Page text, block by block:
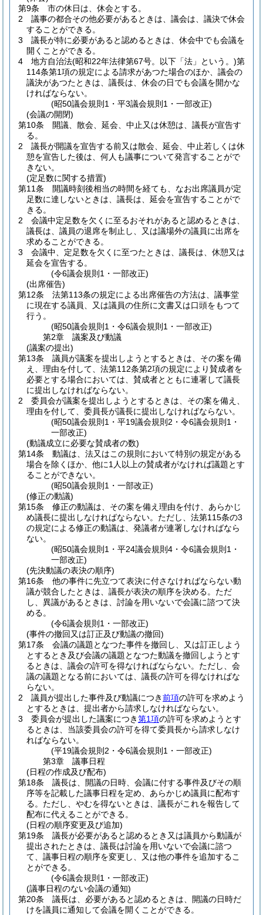
第9条
市の休日は、休会とする。
2
議事の都合その他必要があるときは、議会は、議決で休会
することができる。
3
議長が特に必要があると認めるときは、休会中でも会議を
開くことができる。
4
地方自治法(昭和22年法律第67号。以下「法」という。)第
114条第1項の規定による請求があつた場合のほか、議会の
議決があつたときは、議長は、休会の日でも会議を開かな
ければならない。
(昭50議会規則1・平3議会規則1・一部改正)
(会議の開閉)
第10条
開議、散会、延会、中止又は休憩は、議長が宣告す
る。
2
議長が開議を宣告する前又は散会、延会、中止若しくは休
憩を宣告した後は、何人も議事について発言することがで
きない。
(定足数に関する措置)
第11条
開議時刻後相当の時間を経ても、なお出席議員が定
足数に達しないときは、議長は、延会を宣告することがで
きる。
2
会議中定足数を欠くに至るおそれがあると認めるときは、
議長は、議員の退席を制止し、又は議場外の議員に出席を
求めることができる。
3
会議中、定足数を欠くに至つたときは、議長は、休憩又は
延会を宣告する。
(令6議会規則1・一部改正)
(出席催告)
第12条
法第113条の規定による出席催告の方法は、議事堂
に現在する議員、又は議員の住所に文書又は口頭をもつて
行う。
(昭50議会規則1・令6議会規則1・一部改正)
第2章
議案及び動議
(議案の提出)
第13条
議員が議案を提出しようとするときは、その案を備
え、理由を付して、法第112条第2項の規定により賛成者を
必要とする場合においては、賛成者とともに連署して議長
に提出しなければならない。
2
委員会が議案を提出しようとするときは、その案を備え、
理由を付して、委員長が議長に提出しなければならない。
(昭50議会規則1・平19議会規則2・令6議会規則1・
一部改正)
(動議成立に必要な賛成者の数)
第14条
動議は、法又はこの規則において特別の規定がある
場合を除くほか、他に1人以上の賛成者がなければ議題とす
ることができない。
(昭50議会規則1・一部改正)
(修正の動議)
第15条
修正の動議は、その案を備え理由を付け、あらかじ
め議長に提出しなければならない。 ただし、法第115条の3
の規定による修正の動議は、発議者が連署しなければなら
ない。
(昭50議会規則1・平24議会規則4・令6議会規則1・
一部改正)
(先決動議の表決の順序)
第16条
他の事件に先立つて表決に付さなければならない動
議が競合したときは、議長が表決の順序を決める。 ただ
し、異議があるときは、討論を用いないで会議に諮つて決
める。
(令6議会規則1・一部改正)
(事件の撤回又は訂正及び動議の撤回)
第17条
会議の議題となつた事件を撤回し、又は訂正しよう
とするとき及び会議の議題となつた動議を撤回しようとす
るときは、議会の許可を得なければならない。 ただし、会
議の議題となる前においては、議長の許可を得なければな
らない。
2
議員が提出した事件及び動議につき前項の許可を求めよう
とするときは、提出者から請求しなければならない。
3
委員会が提出した議案につき第1項の許可を求めようとす
るときは、当該委員会の許可を得て委員長から請求しなけ
ればならない。
(平19議会規則2・令6議会規則1・一部改正)
第3章
議事日程
(日程の作成及び配布)
第18条
議長は、開議の日時、会議に付する事件及びその順
序等を記載した議事日程を定め、あらかじめ議員に配布す
る。 ただし、やむを得ないときは、議長がこれを報告して
配布に代えることができる。
(日程の順序変更及び追加)
第19条
議長が必要があると認めるとき又は議員から動議が
提出されたときは、議長は討論を用いないで会議に諮つ
て、議事日程の順序を変更し、又は他の事件を追加するこ
とができる。
(令6議会規則1・一部改正)
(議事日程のない会議の通知)
第20条
議長は、必要があると認めるときは、開議の日時だ
けを議員に通知して会議を開くことができる。